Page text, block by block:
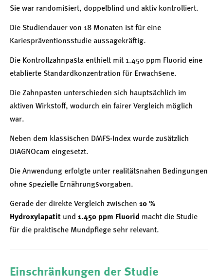
Sie war randomisiert, doppelblind und aktiv kontrolliert.
Die Studiendauer von 18 Monaten ist für eine
Kariespräventionsstudie aussagekräftig.
Die Kontrollzahnpasta enthielt mit 1.450 ppm Fluorid eine
etablierte Standardkonzentration für Erwachsene.
Die Zahnpasten unterschieden sich hauptsächlich im
aktiven Wirkstoff, wodurch ein fairer Vergleich möglich
war.
Neben dem klassischen DMFS-Index wurde zusätzlich
DIAGNOcam eingesetzt.
Die Anwendung erfolgte unter realitätsnahen Bedingungen
ohne spezielle Ernährungsvorgaben.
Gerade der direkte Vergleich zwischen 10 %
Hydroxylapatit und 1.450 ppm Fluorid macht die Studie
für die praktische Mundpflege sehr relevant.
Einschränkungen der Studie